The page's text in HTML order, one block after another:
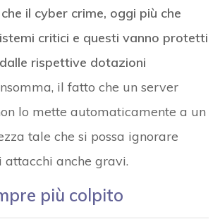
il cyber crime, oggi più che
critici e questi vanno protetti
rispettive dotazioni
il fatto che un server
lo mette automaticamente a un
tale che si possa ignorare
attacchi anche gravi.
più colpito